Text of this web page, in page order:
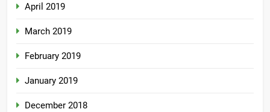
April 2019
March 2019
February 2019
January 2019
December 2018